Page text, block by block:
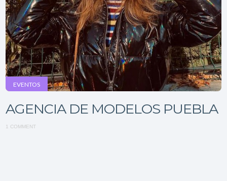
EVENTOS
AGENCIA DE MODELOS PUEBLA
1 COMMENT